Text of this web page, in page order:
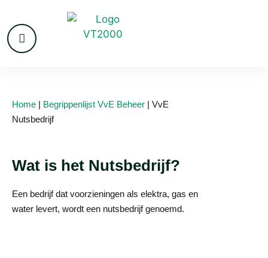
Home | Begrippenlijst VvE Beheer | VvE
Nutsbedrijf
Wat is het Nutsbedrijf?
Een bedrijf dat voorzieningen als elektra, gas en
water levert, wordt een nutsbedrijf genoemd.